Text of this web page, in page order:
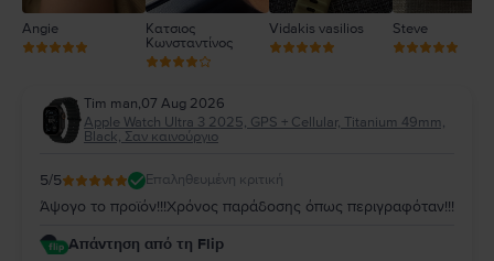
Angie
Κατσιος
Κωνσταντίνος
Vidakis vasilios Steve
Tim man,07 Aug 2026
Apple Watch Ultra 3 2025, GPS + Cellular, Titanium 49mm,
Black, Σαν καινούργιο
5/5 Επαληθευμένη κριτική
Άψογο το προϊόν!!!Χρόνος παράδοσης όπως περιγραφόταν!!!
Απάντηση από τη Flip